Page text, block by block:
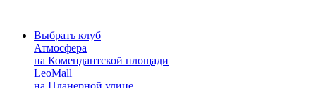
Выбрать клуб
Атмосфера
на Комендантской площади
LeoMall
на Планерной улице